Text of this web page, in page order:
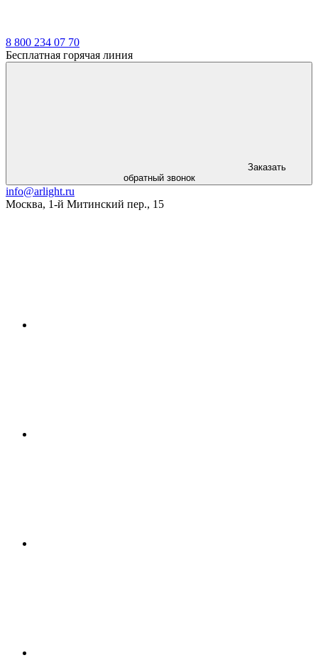
8 800 234 07 70
Бесплатная горячая линия
Заказать
обратный звонок
info@arlight.ru
Москва, 1-й Митинский пер., 15